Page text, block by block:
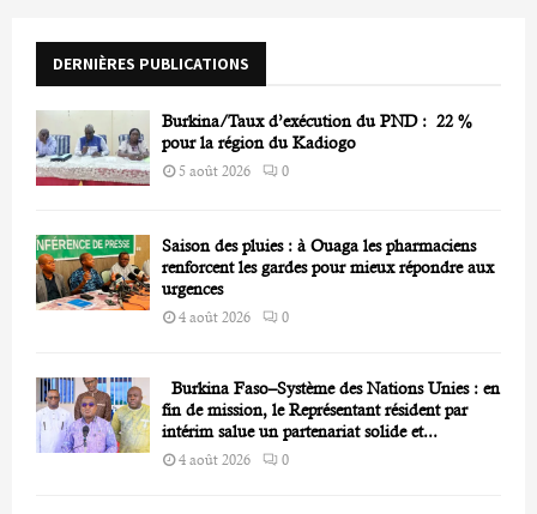
r
DERNIÈRES PUBLICATIONS
Burkina/Taux d’exécution du PND : 22 %
pour la région du Kadiogo
5 août 2026 0
Saison des pluies : à Ouaga les pharmaciens
renforcent les gardes pour mieux répondre aux
urgences
4 août 2026 0
Burkina Faso–Système des Nations Unies : en
fin de mission, le Représentant résident par
intérim salue un partenariat solide et...
4 août 2026 0